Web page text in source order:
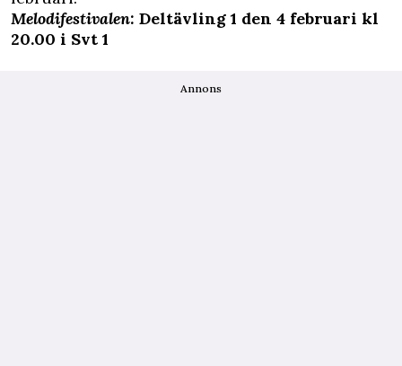
Melodifestivalen: Deltävling 1 den 4 februari kl
20.00 i Svt 1
Annons